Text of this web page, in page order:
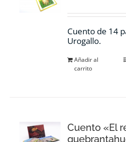
Cuento de 14
Urogallo.
Añadir al
carrito
Cuento «El